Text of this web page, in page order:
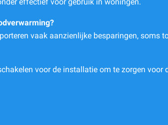
vaak aanzienlijke besparingen, soms
voor de installatie om te zorgen voor